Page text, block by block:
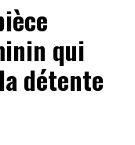
qui
détente